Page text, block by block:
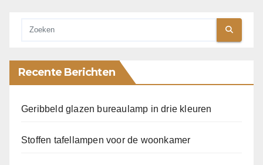
Recente Berichten
Geribbeld glazen bureaulamp in drie kleuren
Stoffen tafellampen voor de woonkamer